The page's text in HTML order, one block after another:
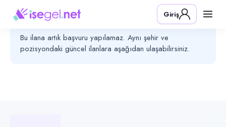
Pozisyon
Tezgahtar (Kadın — Fırın & Unlu Mamuller)
Firma
Yağmur Unlu Mamuller
Bu ilanın başvuru süresi sona ermiştir
Bu ilana artık başvuru yapılamaz. Aynı şehir ve
pozisyondaki güncel ilanlara aşağıdan ulaşabilirsiniz.
Giriş